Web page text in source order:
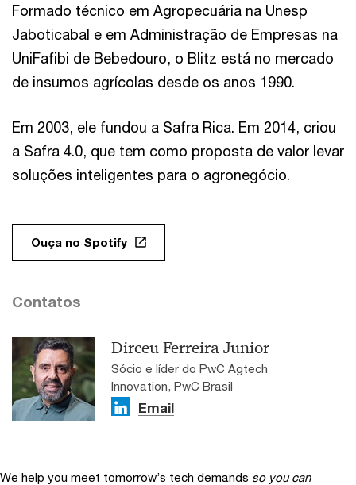
Formado técnico em Agropecuária na Unesp
Jaboticabal e em Administração de Empresas na
UniFafibi de Bebedouro, o Blitz está no mercado
de insumos agrícolas desde os anos 1990.
Em 2003, ele fundou a Safra Rica. Em 2014, criou
a Safra 4.0, que tem como proposta de valor levar
soluções inteligentes para o agronegócio.
Ouça no Spotify
Contatos
Dirceu Ferreira Junior
Sócio e líder do PwC Agtech
Innovation, PwC Brasil
Email
We help you meet tomorrow’s tech demands so you can